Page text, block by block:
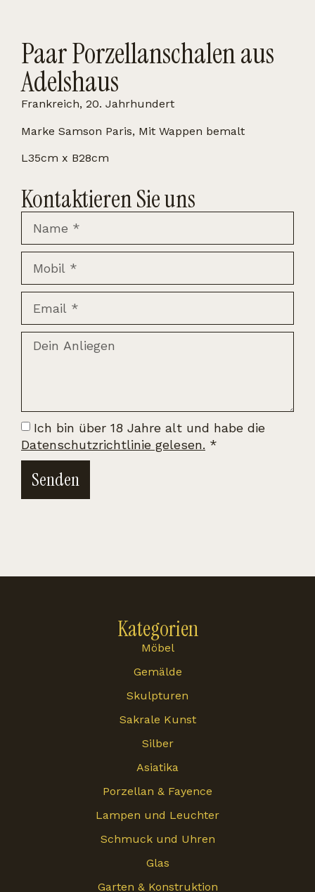
Paar Porzellanschalen aus
Adelshaus
Frankreich, 20. Jahrhundert
Marke Samson Paris, Mit Wappen bemalt
L35cm x B28cm
Kontaktieren Sie uns
Ich bin über 18 Jahre alt und habe die
Datenschutzrichtlinie gelesen. *
Senden
Kategorien
Möbel
Gemälde
Skulpturen
Sakrale Kunst
Silber
Asiatika
Porzellan & Fayence
Lampen und Leuchter
Schmuck und Uhren
Glas
Garten & Konstruktion